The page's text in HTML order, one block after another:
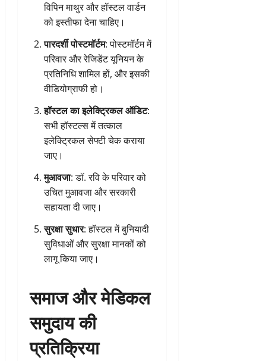
विपिन माथुर और हॉस्टल वार्डन
को इस्तीफा देना चाहिए।
पारदर्शी पोस्टमॉर्टम: पोस्टमॉर्टम में
परिवार और रेजिडेंट यूनियन के
प्रतिनिधि शामिल हों, और इसकी
वीडियोग्राफी हो।
हॉस्टल का इलेक्ट्रिकल ऑडिट:
सभी हॉस्टल्स में तत्काल
इलेक्ट्रिकल सेफ्टी चेक कराया
जाए।
मुआवजा: डॉ. रवि के परिवार को
उचित मुआवजा और सरकारी
सहायता दी जाए।
सुरक्षा सुधार: हॉस्टल में बुनियादी
सुविधाओं और सुरक्षा मानकों को
लागू किया जाए।
समाज और मेडिकल
समुदाय की
प्रतिक्रिया